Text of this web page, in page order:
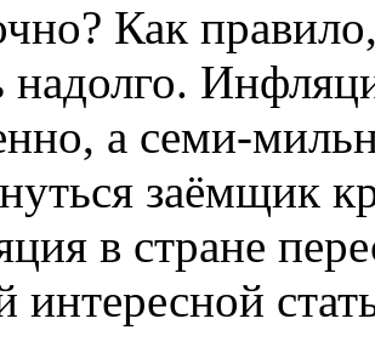
Как
надолго.
а семи-
заёмщик
в стране
интересной